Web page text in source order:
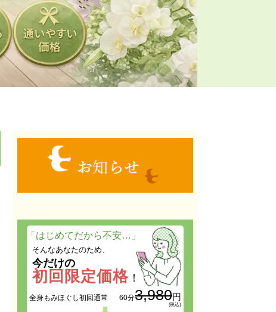
「はじめてだから不安…」
そんなあなたのため、
今だけの
初回限定価格 ！
全身もみほぐし初回通常 60分3,980円